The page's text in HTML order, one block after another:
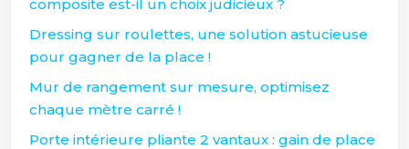
composite est-il un choix judicieux ?
Dressing sur roulettes, une solution astucieuse
pour gagner de la place !
Mur de rangement sur mesure, optimisez
chaque mètre carré !
Porte intérieure pliante 2 vantaux : gain de place